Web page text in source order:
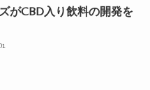
がCBD入り飲料の開発を